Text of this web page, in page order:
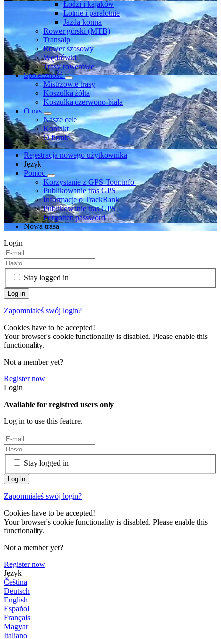
Łodzi i kajaków
Lotnie i paralotnie
Jazda konna
Rower górski (MTB)
Transalp
Rower szosowy
Wędrówki
Trasy rowerowe
Społeczność
Mistrzowie trasy
Koszulka żółta
Koszulka czerwono-biała
O nas
Nasze cele
Kontakt
O firmie
Rejestracja nowego użytkownika
Język
Pomoc
Korzystanie z GPS-Tour.info
Publikowanie tras GPS
Informacje o TrackRank
Publikowanie tras GPS
Forgotten password
Nowa trasa
Login
Stay logged in
Zapomniałeś swój login?
Cookies have to be accepted!
Your browser's cookie functionality is disabled. Please enable this
functionality.
Not a member yet?
Register now
Login
Available for registred users only
Log in to use this feature.
Stay logged in
Zapomniałeś swój login?
Cookies have to be accepted!
Your browser's cookie functionality is disabled. Please enable this
functionality.
Not a member yet?
Register now
Język
Čeština
Deutsch
English
Español
Français
Magyar
Italiano